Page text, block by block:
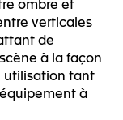
verticales
de
à la façon
utilisation tant
à